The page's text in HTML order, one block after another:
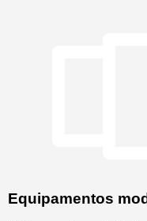
Equipamentos